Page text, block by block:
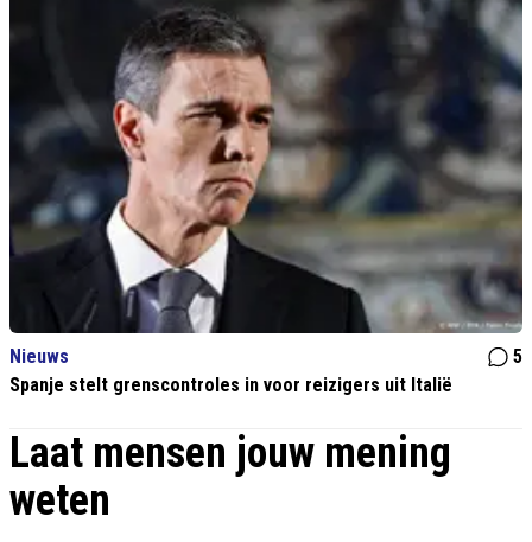
Nieuws
5
Spanje stelt grenscontroles in voor reizigers uit Italië
Laat mensen jouw mening
weten